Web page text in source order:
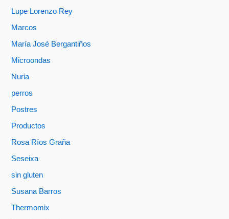
Lupe Lorenzo Rey
Marcos
María José Bergantiños
Microondas
Nuria
perros
Postres
Productos
Rosa Ríos Graña
Seseixa
sin gluten
Susana Barros
Thermomix